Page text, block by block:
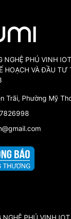
NGHỆ PHÚ VINH
HOẠCH VÀ ĐẦU TƯ
Trãi, Phường Mỹ
NGHỆ PHÚ VINH